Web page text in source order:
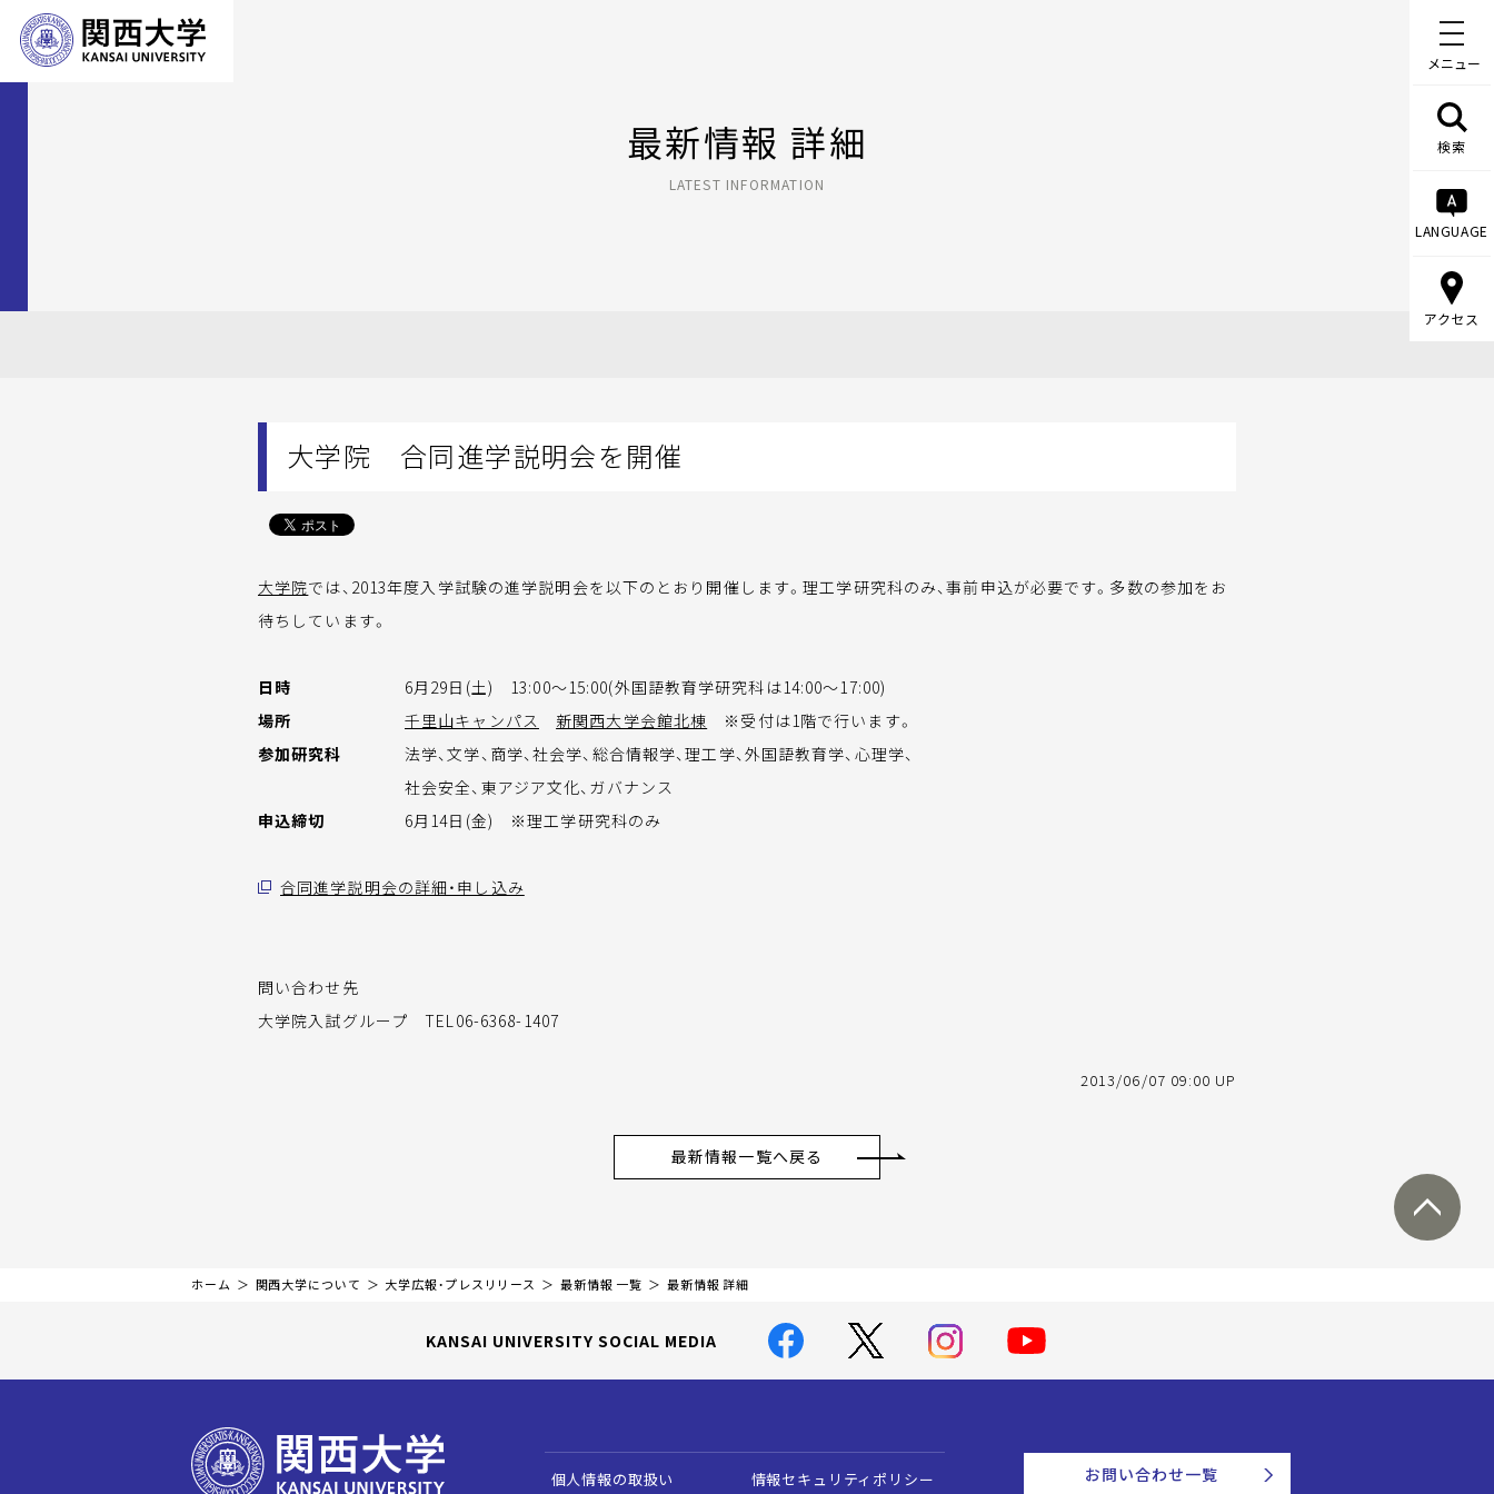
メニュー
検索
LANGUAGE
アクセス
最新情報 詳細
LATEST INFORMATION
大学院 合同進学説明会を開催
大学院では、2013年度入学試験の進学説明会を以下のとおり開催します。理工学研究科のみ、事前申込が必要です。多数の参加をお
待ちしています。
日時
6月29日(土) 13:00～15:00(外国語教育学研究科は14:00～17:00)
場所
千里山キャンパス 新関西大学会館北棟 ※受付は1階で行います。
参加研究科
法学、文学、商学、社会学、総合情報学、理工学、外国語教育学、心理学、
社会安全、東アジア文化、ガバナンス
申込締切
6月14日(金) ※理工学研究科のみ
合同進学説明会の詳細・申し込み
問い合わせ先
大学院入試グループ TEL06-6368-1407
2013/06/07 09:00 UP
最新情報一覧へ戻る
ホーム 関西大学について 大学広報・プレスリリース 最新情報 一覧 最新情報 詳細
KANSAI UNIVERSITY SOCIAL MEDIA
個人情報の取扱い 情報セキュリティポリシー お問い合わせ一覧